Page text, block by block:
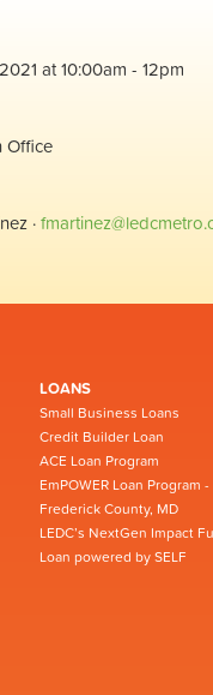
at 10:00am - 12pm
Office
·
LOANS
Small Business Loans
Credit Builder Loan
ACE Loan Program
EmPOWER Loan Program -
Frederick County, MD
LEDC’s NextGen Impact
Loan powered by SELF